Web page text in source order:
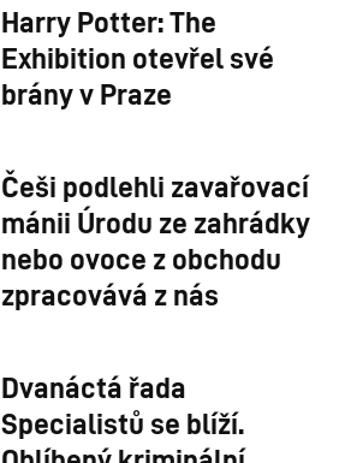
Harry Potter: The
Exhibition otevřel své
brány v Praze
Češi podlehli zavařovací
mánii Úrodu ze zahrádky
nebo ovoce z obchodu
zpracovává z nás
Dvanáctá řada
Specialistů se blíží.